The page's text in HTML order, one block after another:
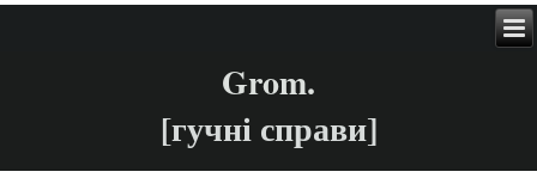
Grom.
[гучні справи]